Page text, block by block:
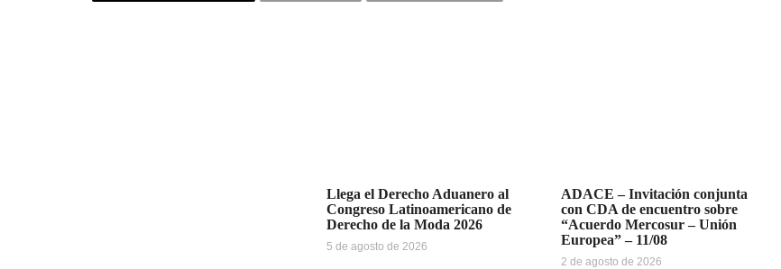
Llega el Derecho Aduanero al
Congreso Latinoamericano de
Derecho de la Moda 2026
5 de agosto de 2026
ADACE – Invitación conjunta
con CDA de encuentro sobre
“Acuerdo Mercosur – Unión
Europea” – 11/08
2 de agosto de 2026